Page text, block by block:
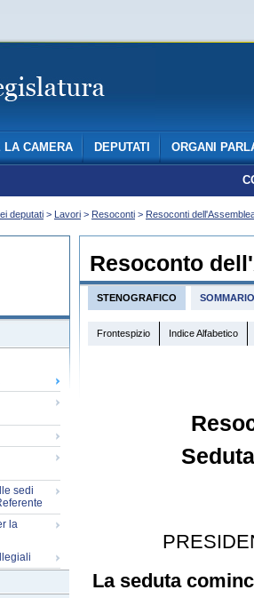
LA CAMERA DEPUTATI ORGANI
deputati > Lavori > Resoconti > Resoconti
sedi
la
Resoconto
STENOGRAFICO SOMMARIO
Frontespizio Indice Alfabetico
La seduta